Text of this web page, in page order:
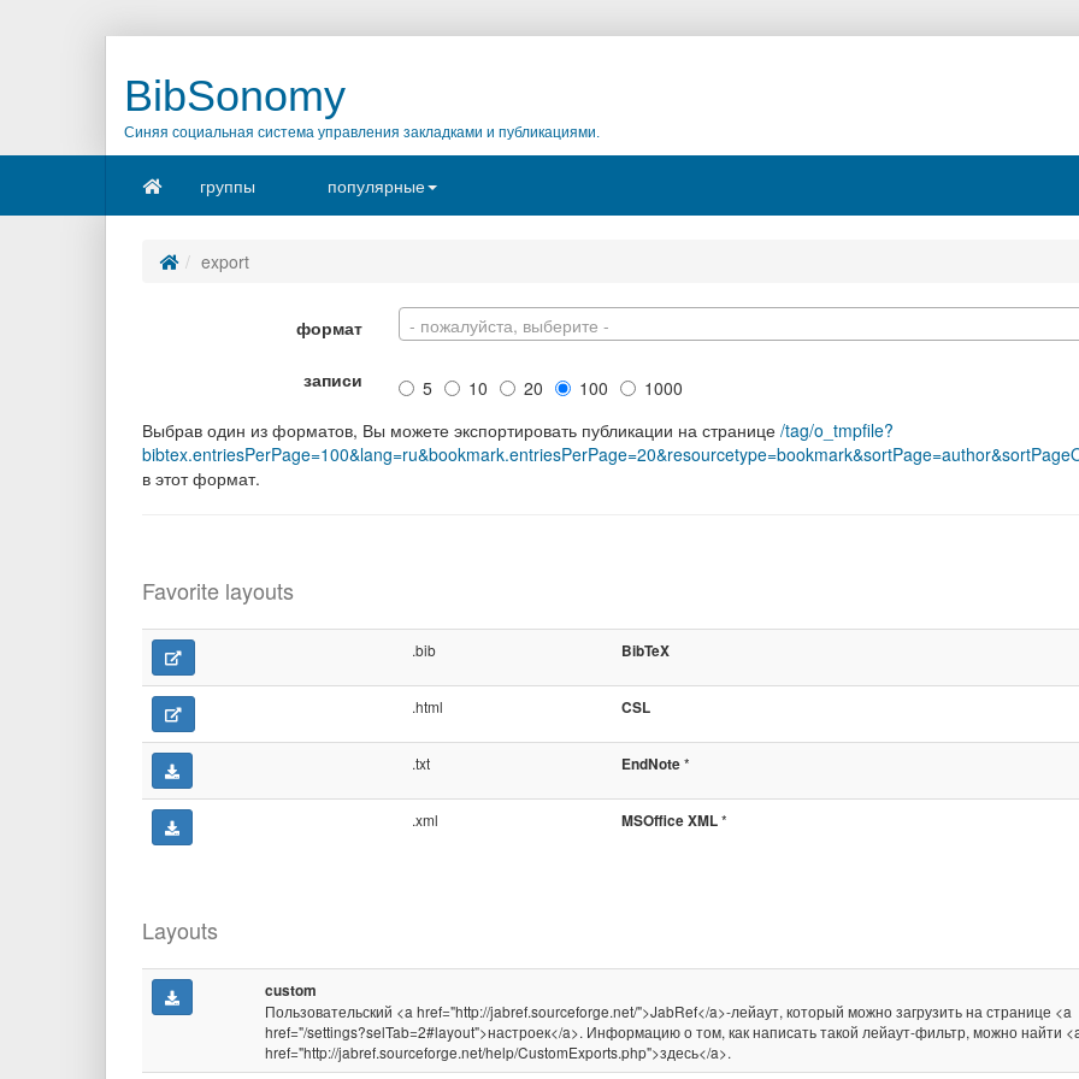
BibSonomy
Синяя социальная система управления закладками и публикациями.
группы популярные
export
формат - пожалуйста, выберите -
записи 5 10 20 100
1000
Выбрав один из форматов, Вы можете экспортировать публикации на странице /tag/o_tmpfile?
в этот формат.
Favorite layouts
.bib BibTeX
.html CSL
.txt EndNote*
.xml MSOffice XML*
Layouts
custom
Пользовательский <a href="http://jabref.sourceforge.net/">JabRef</a>-лейаут, который можно загрузить на странице <a
href="/settings?selTab=2#layout">настроек</a>. Информацию о том, как написать такой лейаут-фильтр, можно найти
href="http://jabref.sourceforge.net/help/CustomExports.php">здесь</a>.